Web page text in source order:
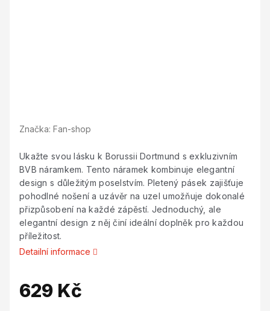
Značka: Fan-shop
Ukažte svou lásku k Borussii Dortmund s exkluzivním
BVB náramkem. Tento náramek kombinuje elegantní
design s důležitým poselstvím. Pletený pásek zajišťuje
pohodlné nošení a uzávěr na uzel umožňuje dokonalé
přizpůsobení na každé zápěstí. Jednoduchý, ale
elegantní design z něj činí ideální doplněk pro každou
příležitost.
Detailní informace
629 Kč